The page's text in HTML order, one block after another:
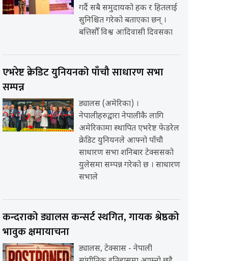
गर्दै सबै समुदायको हक र हितलाई
सुनिश्चित गरेको बताएका छन् ।
बत्तिसौँ विश्व आदिवासी दिवसका
एभरेष्ट क्रेडिट युनियनको पाँचौ साधारण सभा
सम्पन्न
ड्यालस (अमेरिका) ।
नेपालीहरुद्वारा नेपालीकै लागि
अमेरिकामा स्थापित एभरेष्ट फेडरेल
क्रेडिट युनियनले आफ्नो पाँचौ
साधारण सभा शनिबार टेक्ससको
युलेसमा सम्पन्न गरेको छ । साधारण
सभाले
कन्दराको ड्यालस कन्सर्ट स्थगित, गायक श्रेष्ठको
भावुक क्षमायाचना
ड्यालस, टेक्सास - नेपाली